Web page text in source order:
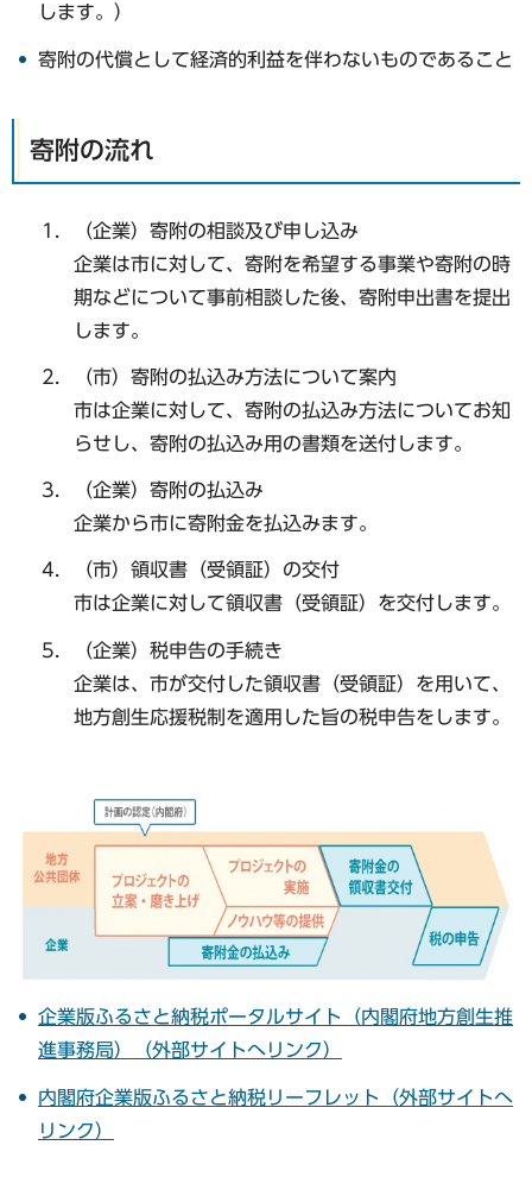
します。）
寄附の代償として経済的利益を伴わないものであること
寄附の流れ
（企業）寄附の相談及び申し込み
企業は市に対して、寄附を希望する事業や寄附の時
期などについて事前相談した後、寄附申出書を提出
します。
（市）寄附の払込み方法について案内
市は企業に対して、寄附の払込み方法についてお知
らせし、寄附の払込み用の書類を送付します。
（企業）寄附の払込み
企業から市に寄附金を払込みます。
（市）領収書（受領証）の交付
市は企業に対して領収書（受領証）を交付します。
（企業）税申告の手続き
企業は、市が交付した領収書（受領証）を用いて、
地方創生応援税制を適用した旨の税申告をします。
企業版ふるさと納税ポータルサイト（内閣府地方創生推
進事務局）（外部サイトへリンク）
内閣府企業版ふるさと納税リーフレット（外部サイトへ
リンク）